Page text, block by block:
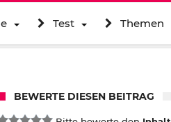
Test Themen
BEWERTE DIESEN BEITRAG